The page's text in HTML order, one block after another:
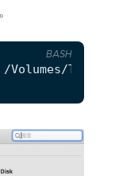
Time
BASH